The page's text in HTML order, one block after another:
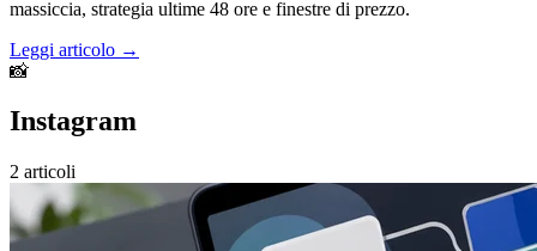
massiccia, strategia ultime 48 ore e finestre di prezzo.
Leggi articolo →
📸
Instagram
2 articoli